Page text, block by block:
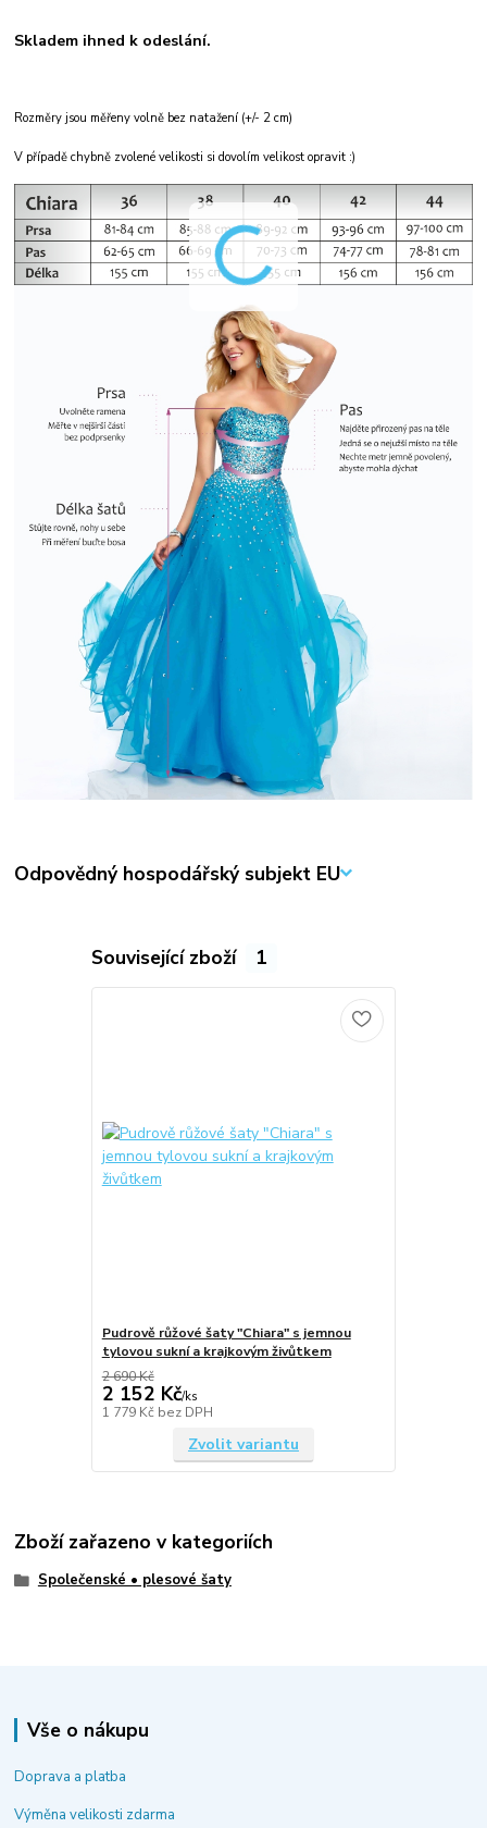
Skladem ihned k odeslání.
Rozměry jsou měřeny volně bez natažení (+/- 2 cm)
V případě chybně zvolené velikosti si dovolím velikost opravit :)
Odpovědný hospodářský subjekt EU
Související zboží 1
Pudrově růžové šaty "Chiara" s jemnou
tylovou sukní a krajkovým živůtkem
2 690 Kč
2 152 Kč/ks
1 779 Kč bez DPH
Zvolit variantu
Zboží zařazeno v kategoriích
Společenské • plesové šaty
Vše o nákupu
Doprava a platba
Výměna velikosti zdarma